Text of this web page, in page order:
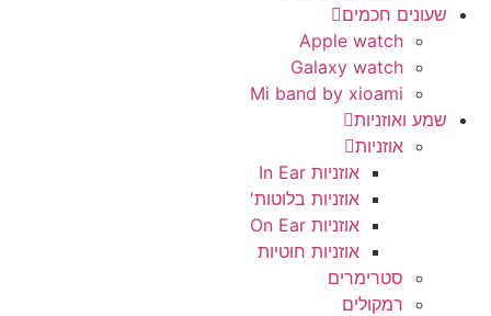
שעונים חכמים
Apple watch
Galaxy watch
Mi band by xioami
שמע ואוזניות
אוזניות
אוזניות In Ear
אוזניות בלוטות'
אוזניות On Ear
אוזניות חוטיות
סטרימרים
רמקולים